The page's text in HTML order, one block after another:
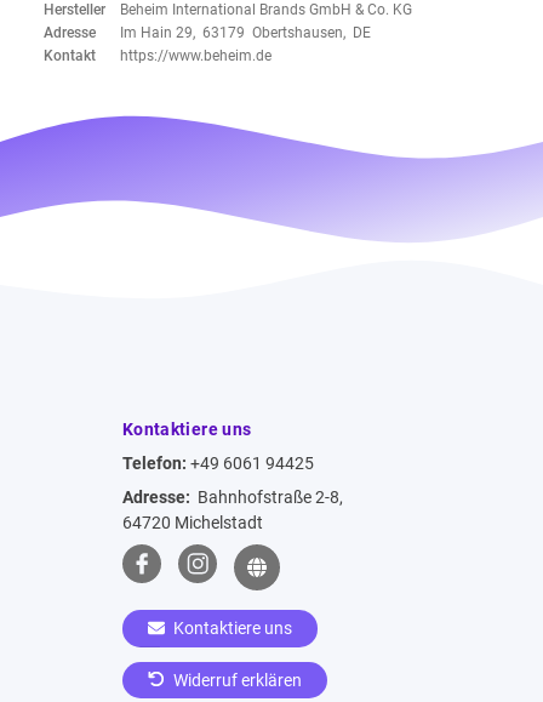
Hersteller
Beheim International Brands GmbH & Co. KG
Adresse
Im Hain 29, 63179 Obertshausen, DE
Kontakt
https://www.beheim.de
Kontaktiere uns
Telefon: +49 6061 94425
Adresse: Bahnhofstraße 2-8,
64720 Michelstadt
Kontaktiere uns
Widerruf erklären